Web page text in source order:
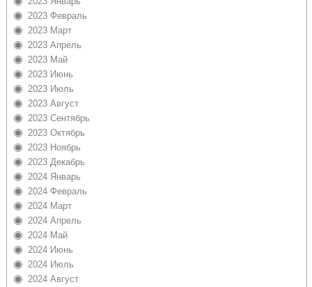
2023 Февраль
2023 Март
2023 Апрель
2023 Май
2023 Июнь
2023 Июль
2023 Август
2023 Сентябрь
2023 Октябрь
2023 Ноябрь
2023 Декабрь
2024 Январь
2024 Февраль
2024 Март
2024 Апрель
2024 Май
2024 Июнь
2024 Июль
2024 Август